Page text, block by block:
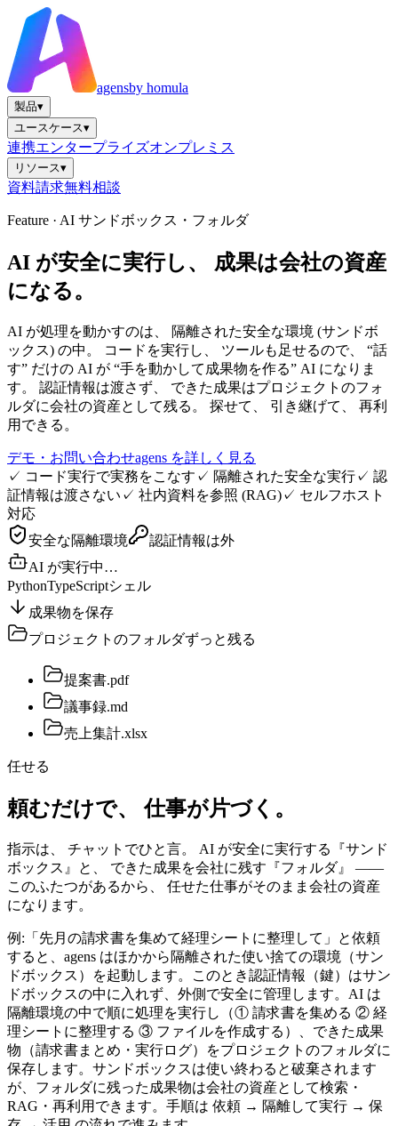
agensby homula
製品▾
ユースケース▾
連携エンタープライズオンプレミス
リソース▾
資料請求無料相談
Feature · AI サンドボックス・フォルダ
AI が安全に実行し、 成果は会社の資産
になる。
AI が処理を動かすのは、 隔離された安全な環境 (サンドボ
ックス) の中。 コードを実行し、 ツールも足せるので、 “話
す” だけの AI が “手を動かして成果物を作る” AI になりま
す。 認証情報は渡さず、 できた成果はプロジェクトのフォ
ルダに会社の資産として残る。 探せて、 引き継げて、 再利
用できる。
デモ・お問い合わせagens を詳しく見る
✓ コード実行で実務をこなす ✓ 隔離された安全な実行✓ 認
証情報は渡さない ✓ 社内資料を参照 (RAG)✓ セルフホスト
対応
安全な隔離環境
認証情報は外
AI が実行中…
PythonTypeScriptシェル
成果物を保存
プロジェクトのフォルダずっと残る
提案書.pdf
議事録.md
売上集計.xlsx
任せる
頼むだけで、 仕事が片づく。
指示は、 チャットでひと言。 AI が安全に実行する『サンド
ボックス』と、 できた成果を会社に残す『フォルダ』 ——
このふたつがあるから、 任せた仕事がそのまま会社の資産
になります。
例:「先月の請求書を集めて経理シートに整理して」と依頼
すると、agens はほかから隔離された使い捨ての環境（サン
ドボックス）を起動します。このとき認証情報（鍵）はサン
ドボックスの中に入れず、外側で安全に管理します。AI は
隔離環境の中で順に処理を実行し（① 請求書を集める ② 経
理シートに整理する ③ ファイルを作成する）、できた成果
物（請求書まとめ・実行ログ）をプロジェクトのフォルダに
保存します。サンドボックスは使い終わると破棄されます
が、フォルダに残った成果物は会社の資産として検索・
RAG・再利用できます。手順は 依頼 → 隔離して実行 → 保